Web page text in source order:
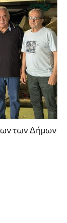
των Δήμων